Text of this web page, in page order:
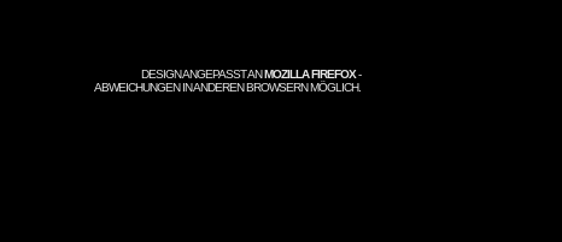
DESIGN ANGEPASST ANMOZILLA FIREFOX-
ABWEICHUNGEN IN ANDEREN BROWSERN MÖGLICH.